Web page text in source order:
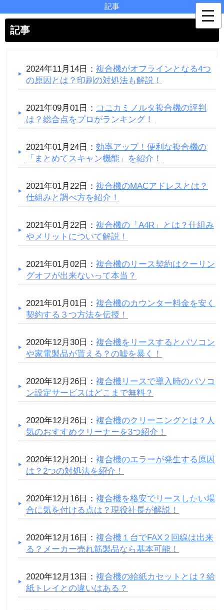
記事
記事
2024年11月14日： 複合機がオフラインとなる4つ
の原因とは？印刷の対処法も解説！
2021年09月01日： コニカミノルタ複合機の評判
は？総合点をプロがランキング！
2021年01月24日： 効率アップ！便利な複合機の
「まとめてスキャン機能」を紹介！
2021年01月22日： 複合機のMACアドレスとは？
仕組みと調べ方を紹介！
2021年01月22日： 複合機の「A4R」とは？仕組み
やメリットについて解説！
2021年01月02日： 複合機のリース契約はクーリン
グオフが出来ないって本当？
2021年01月01日： 複合機のカウンター料金を安く
契約する３つ方法を伝授！
2020年12月30日： 複合機をリースするとパソコン
や家電製品が貰える？の嘘を暴く！
2020年12月26日： 複合機リースで導入時のパソコ
ン設定サービスはどこまで無料？
2020年12月26日： 複合機のクリーニングとは？人
気のおすすめクリーナーを3つ紹介！
2020年12月20日： 複合機のエラーが発生する原因
は？2つの対処法を紹介！
2020年12月16日： 複合機を格安でリースしたい場
合に気を付ける点は？現役社長が解説！
2020年12月16日： 複合機１台でFAX２回線は出来
る？メーカー売れ筋製品なら基本可能！
2020年12月13日： 複合機の給紙カセットとは？給
紙トレイとの違いはある？